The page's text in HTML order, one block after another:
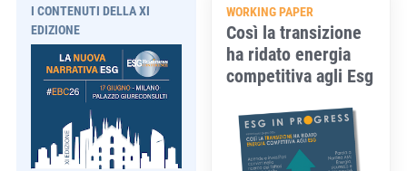
I CONTENUTI DELLA XI
EDIZIONE
WORKING PAPER
Così la transizione
ha ridato energia
competitiva agli Esg